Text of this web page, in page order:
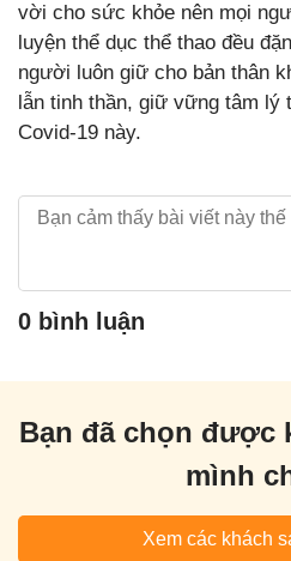
vời cho sức khỏe nên mọi
luyện thể dục thể thao đều
người luôn giữ cho bản thân
lẫn tinh thần, giữ vững tâm lý
Covid-19 này.
0 bình luận
Bạn đã chọn được
mình
Xem các khách